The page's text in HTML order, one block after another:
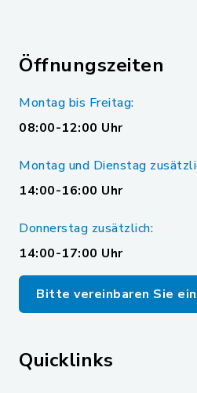
Öffnungszeiten
Montag bis Freitag:
08:00-12:00 Uhr
Montag und Dienstag
14:00-16:00 Uhr
Donnerstag zusätzlich:
14:00-17:00 Uhr
Bitte vereinbaren Sie
Quicklinks